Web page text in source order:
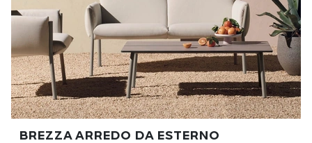
BREZZA ARREDO DA ESTERNO